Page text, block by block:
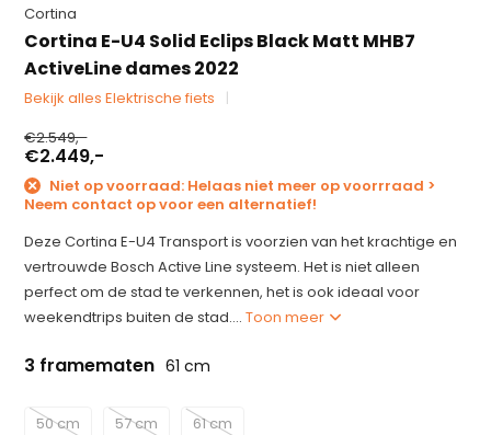
Cortina
Cortina E-U4 Solid Eclips Black Matt MHB7
ActiveLine dames 2022
Bekijk alles Elektrische fiets
€2.549,-
€2.449,-
Niet op voorraad: Helaas niet meer op voorrraad >
Neem contact op voor een alternatief!
Deze Cortina E-U4 Transport is voorzien van het krachtige en
vertrouwde Bosch Active Line systeem. Het is niet alleen
perfect om de stad te verkennen, het is ook ideaal voor
weekendtrips buiten de stad....Toon meer
3 framematen 61 cm
50 cm 57 cm 61 cm